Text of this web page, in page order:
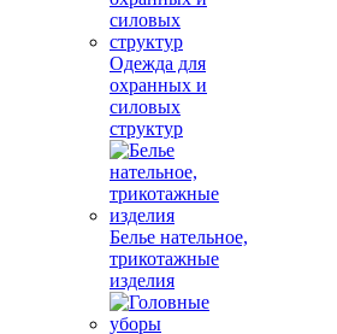
Одежда для
охранных и
силовых
структур
Белье нательное,
трикотажные
изделия